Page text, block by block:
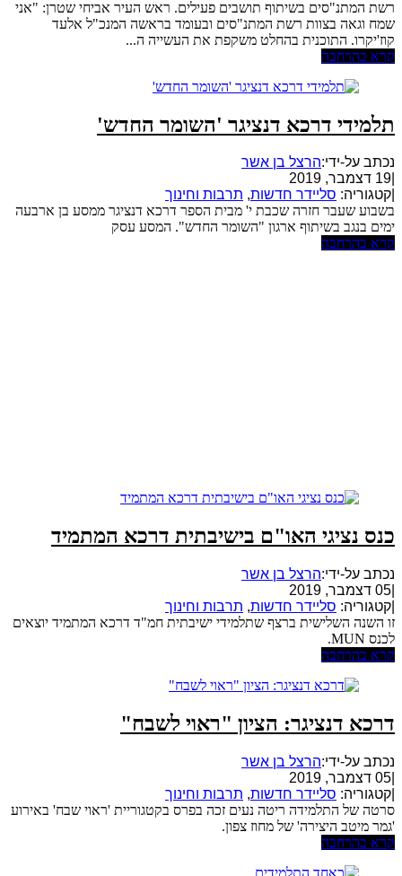
רשת המתנ"סים בשיתוף תושבים פעילים. ראש העיר אביחי שטרן: "אני
שמח וגאה בצוות רשת המתנ"סים ובעומד בראשה המנכ"ל אלעד
קוז'יקרו. התוכנית בהחלט משקפת את העשייה ה...
קרא בהרחבה
תלמידי דרכא דנציגר 'השומר החדש'
נכתב על-ידי:הרצל בן אשר
19 דצמבר, 2019
קטגוריה: סליידר חדשות, תרבות וחינוך
בשבוע שעבר חזרה שכבת י' מבית הספר דרכא דנציגר ממסע בן ארבעה
ימים בנגב בשיתוף ארגון "השומר החדש". המסע עסק
קרא בהרחבה
כנס נציגי האו"ם בישיבתית דרכא המתמיד
נכתב על-ידי:הרצל בן אשר
05 דצמבר, 2019
קטגוריה: סליידר חדשות, תרבות וחינוך
זו השנה השלישית ברצף שתלמידי ישיבתית חמ"ד דרכא המתמיד יוצאים
לכנס MUN.
קרא בהרחבה
דרכא דנציגר: הציון "ראוי לשבח"
נכתב על-ידי:הרצל בן אשר
05 דצמבר, 2019
קטגוריה: סליידר חדשות, תרבות וחינוך
סרטה של התלמידה ריטה נעים זכה בפרס בקטגוריית 'ראוי שבח' באירוע
'גמר מיטב היצירה' של מחוז צפון.
קרא בהרחבה